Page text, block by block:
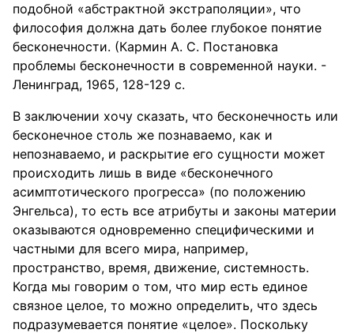
подобной «абстрактной экстраполяции», что
философия должна дать более глубокое понятие
бесконечности. (Кармин А. С. Постановка
проблемы бесконечности в современной науки. -
Ленинград, 1965, 128-129 с.
В заключении хочу сказать, что бесконечность или
бесконечное столь же познаваемо, как и
непознаваемо, и раскрытие его сущности может
происходить лишь в виде «бесконечного
асимптотического прогресса» (по положению
Энгельса), то есть все атрибуты и законы материи
оказываются одновременно специфическими и
частными для всего мира, например,
пространство, время, движение, системность.
Когда мы говорим о том, что мир есть единое
связное целое, то можно определить, что здесь
подразумевается понятие «целое». Поскольку